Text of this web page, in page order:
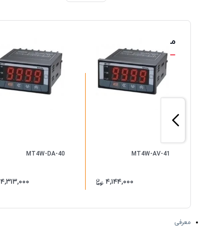
محصولات مشابه
MT4W-AV-41
۴,۱۴۴,۰۰۰
MT4W-DA-40
۴,۳۱۳,۰۰۰
معرفی